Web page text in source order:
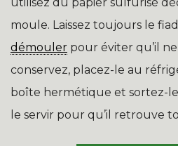
moule. Laissez toujours le
démouler pour éviter qu’il ne
conservez, placez-le au
boîte hermétique et sortez-
le servir pour qu’il retrouve